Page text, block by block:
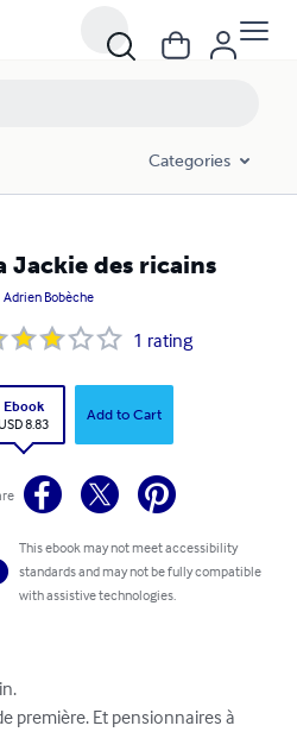
Categories
Jackie des ricains
Adrien Bobèche
1 rating
Ebook
USD 8.83
Add to Cart
This ebook may not meet accessibility
standards and may not be fully compatible
with assistive technologies.
première. Et pensionnaires à